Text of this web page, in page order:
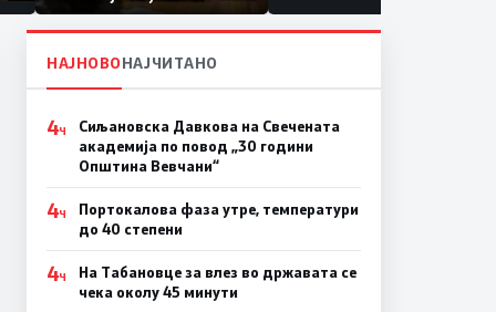
првачиња помалку
НАЈНОВОНАЈЧИТАНО
4Ч
Сиљановска Давкова на Свечената
академија по повод „30 години
Општина Вевчани“
4Ч
Портокалова фаза утре, температури
до 40 степени
4Ч
На Табановце за влез во државата се
чека околу 45 минути